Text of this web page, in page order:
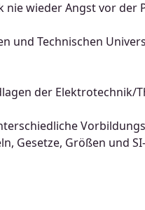
wieder Angst vor der
und Technischen
der Elektrotechnik/
Gesetze, Größen und